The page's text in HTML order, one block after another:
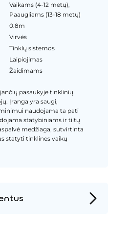
Vaikams (4-12 metų),
Paaugliams (13-18 metų)
0.8m
Virvės
Tinklų sistemos
Laipiojimas
Žaidimams
pasaukyje tinklinių
Įranga yra saugi,
naudojama ta pati
statybiniams ir tiltų
medžiaga, sutvirtinta
statyti tinklines vaikų